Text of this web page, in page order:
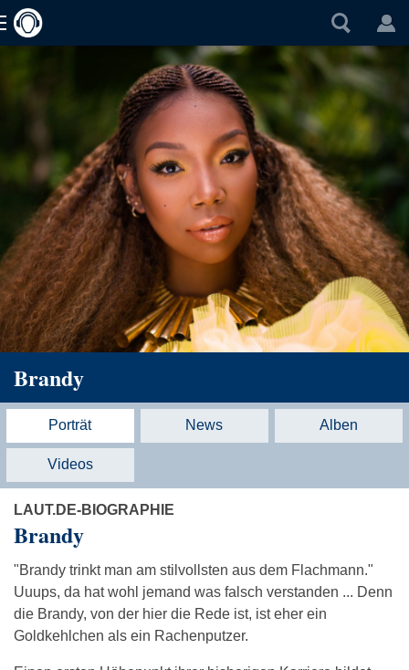
Brandy
Porträt News Alben
Videos
LAUT.DE-BIOGRAPHIE
Brandy
"Brandy trinkt man am stilvollsten aus dem Flachmann."
Uuups, da hat wohl jemand was falsch verstanden ... Denn
die Brandy, von der hier die Rede ist, ist eher ein
Goldkehlchen als ein Rachenputzer.